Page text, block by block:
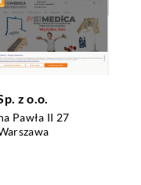
z o.o.
Pawła II 27